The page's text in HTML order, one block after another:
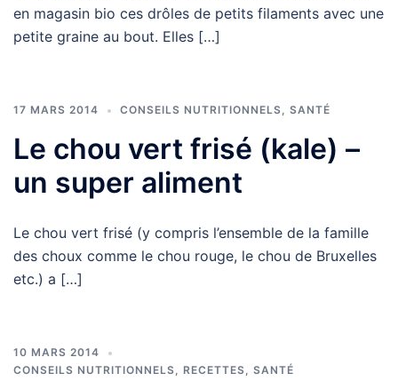
en magasin bio ces drôles de petits filaments avec une
petite graine au bout. Elles […]
17 MARS 2014 CONSEILS NUTRITIONNELS SANTÉ
Le chou vert frisé (kale) –
un super aliment
Le chou vert frisé (y compris l’ensemble de la famille
des choux comme le chou rouge, le chou de Bruxelles
etc.) a […]
10 MARS 2014
CONSEILS NUTRITIONNELS
RECETTES SANTÉ